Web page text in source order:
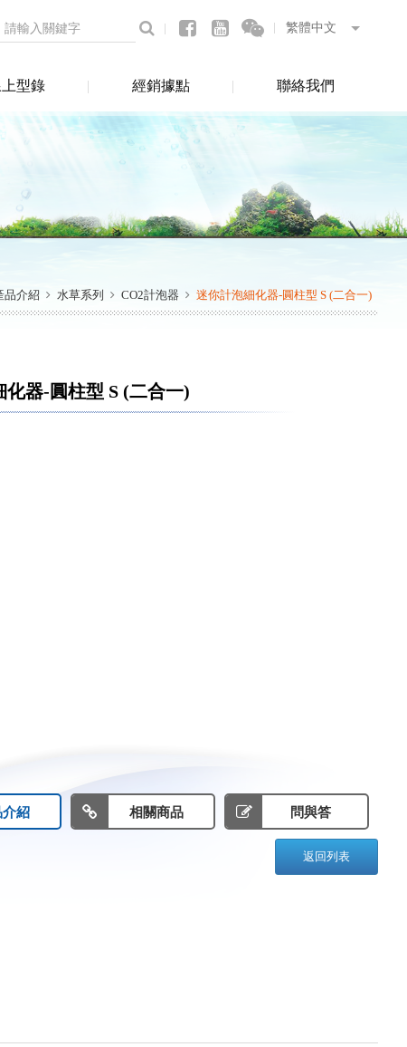
型錄 經銷據點 聯絡我們
品介紹 水草系列 CO2計泡器 迷你計泡細化器-圓柱型 S (二合一)
化器-圓柱型 S (二合一)
介紹 相關商品 問與答
返回列表